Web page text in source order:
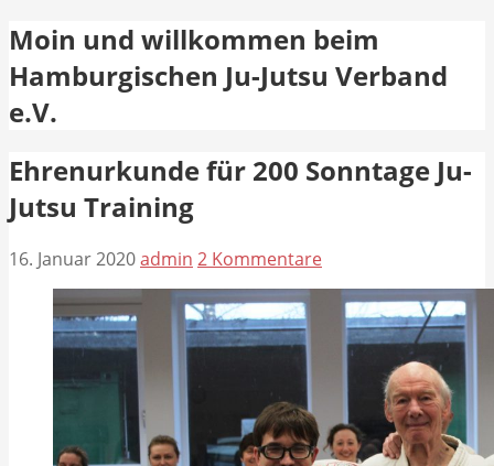
Moin und willkommen beim
Hamburgischen Ju-Jutsu Verband
e.V.
Ehrenurkunde für 200 Sonntage Ju-
Jutsu Training
16. Januar 2020admin 2 Kommentare